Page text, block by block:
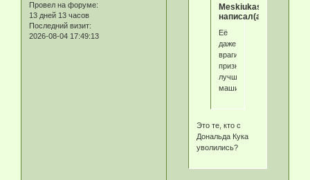
Провел на форуме:
13 дней 13 часов
Последний визит:
2026-08-04 17:49:13
Meskiukas
написал(а):
Её
даже
враги
признали
лучшей
машиной.
Это те, кто с
Дональда Кука
уволились?